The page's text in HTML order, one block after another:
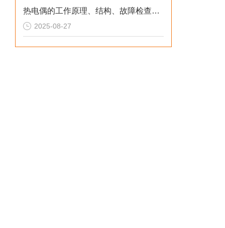
热电偶的工作原理、结构、故障检查与处理详解
2025-08-27